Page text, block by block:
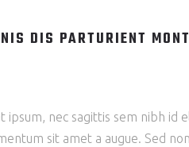
DIS PARTURIENT
nec sagittis sem nibh
sit amet a augue. Sed